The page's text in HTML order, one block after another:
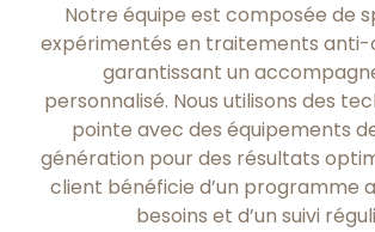
Notre équipe est composée de
expérimentés en traitements anti-
garantissant un
personnalisé. Nous utilisons des
pointe avec des équipements
génération pour des résultats
client bénéficie d’un programme
besoins et d’un suivi